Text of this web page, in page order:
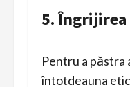
5. Îngrijirea
Pentru a
întotdeauna